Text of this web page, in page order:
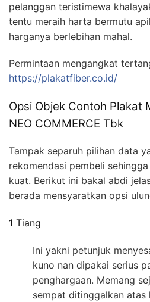
pelanggan teristimewa
tentu meraih harta bermutu
harganya berlebihan mahal.
Permintaan mengangkat
https://plakatfiber.co.id/
Opsi Objek Contoh Plakat
NEO COMMERCE Tbk
Tampak separuh pilihan data
rekomendasi pembeli
kuat. Berikut ini bakal abdi
berada mensyaratkan opsi
1 Tiang
Ini yakni petunjuk
kuno nan dipakai serius
penghargaan. Memang
sempat ditinggalkan atas